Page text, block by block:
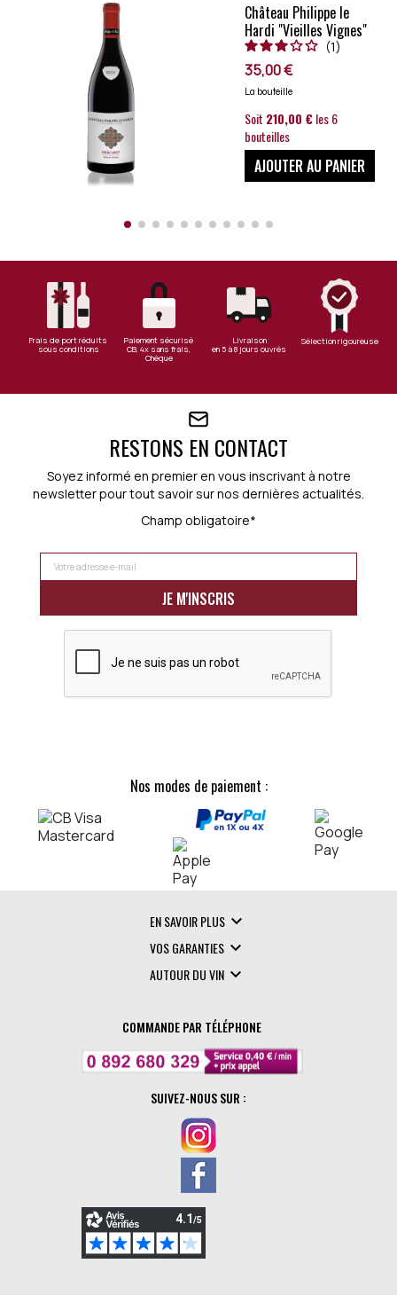
Château Philippe le
Hardi "Vieilles Vignes"
2022 1
35,00 €
La bouteille
Soit 210,00 €les 6
bouteilles
AJOUTER AU PANIER
Frais de port réduits
sous conditions
Paiement sécurisé
CB, 4x sans frais,
Chèque
Livraison
en 5 à 8 jours ouvrés
Sélection rigoureuse
RESTONS EN CONTACT
Soyez informé en premier en vous inscrivant à notre
newsletter pour tout savoir sur nos dernières actualités.
Champ obligatoire*
Nos modes de paiement :
EN SAVOIR PLUS 
VOS GARANTIES 
AUTOUR DU VIN 
COMMANDE PAR TÉLÉPHONE
SUIVEZ-NOUS SUR :